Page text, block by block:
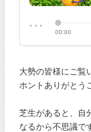
大勢の皆様にご覧
ホントありがとう
芝生があると、自
なるから不思議で